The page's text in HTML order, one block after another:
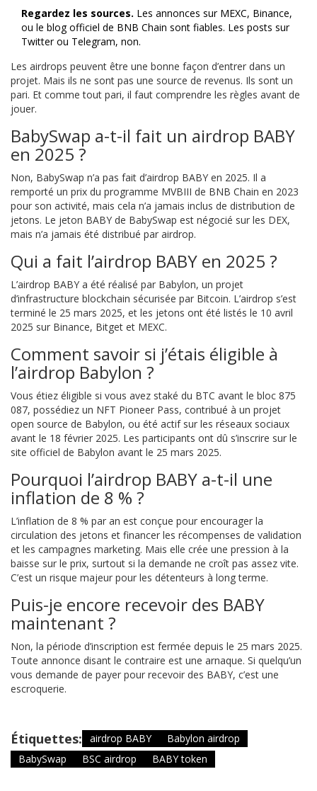
Regardez les sources. Les annonces sur MEXC, Binance,
ou le blog officiel de BNB Chain sont fiables. Les posts sur
Twitter ou Telegram, non.
Les airdrops peuvent être une bonne façon d’entrer dans un
projet. Mais ils ne sont pas une source de revenus. Ils sont un
pari. Et comme tout pari, il faut comprendre les règles avant de
jouer.
BabySwap a-t-il fait un airdrop BABY
en 2025 ?
Non, BabySwap n’a pas fait d’airdrop BABY en 2025. Il a
remporté un prix du programme MVBIII de BNB Chain en 2023
pour son activité, mais cela n’a jamais inclus de distribution de
jetons. Le jeton BABY de BabySwap est négocié sur les DEX,
mais n’a jamais été distribué par airdrop.
Qui a fait l’airdrop BABY en 2025 ?
L’airdrop BABY a été réalisé par Babylon, un projet
d’infrastructure blockchain sécurisée par Bitcoin. L’airdrop s’est
terminé le 25 mars 2025, et les jetons ont été listés le 10 avril
2025 sur Binance, Bitget et MEXC.
Comment savoir si j’étais éligible à
l’airdrop Babylon ?
Vous étiez éligible si vous avez staké du BTC avant le bloc 875
087, possédiez un NFT Pioneer Pass, contribué à un projet
open source de Babylon, ou été actif sur les réseaux sociaux
avant le 18 février 2025. Les participants ont dû s’inscrire sur le
site officiel de Babylon avant le 25 mars 2025.
Pourquoi l’airdrop BABY a-t-il une
inflation de 8 % ?
L’inflation de 8 % par an est conçue pour encourager la
circulation des jetons et financer les récompenses de validation
et les campagnes marketing. Mais elle crée une pression à la
baisse sur le prix, surtout si la demande ne croît pas assez vite.
C’est un risque majeur pour les détenteurs à long terme.
Puis-je encore recevoir des BABY
maintenant ?
Non, la période d’inscription est fermée depuis le 25 mars 2025.
Toute annonce disant le contraire est une arnaque. Si quelqu’un
vous demande de payer pour recevoir des BABY, c’est une
escroquerie.
Étiquettes: airdrop BABY
Babylon airdrop
BabySwap
BSC airdrop BABY token